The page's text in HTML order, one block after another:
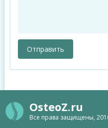
OsteoZ.ru
Все права защищены,